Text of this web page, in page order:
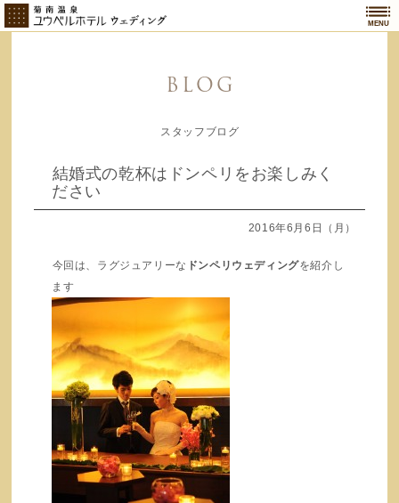
MENU
BLOG
スタッフブログ
結婚式の乾杯はドンペリをお楽しみく
ださい
2016年6月6日（月）
今回は、ラグジュアリーな ドンペリウェディングを紹介し
ます